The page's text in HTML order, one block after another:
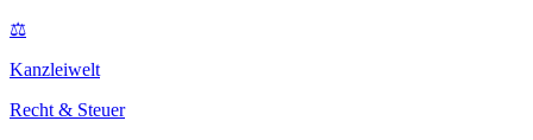
⚖
Kanzleiwelt
Recht & Steuer